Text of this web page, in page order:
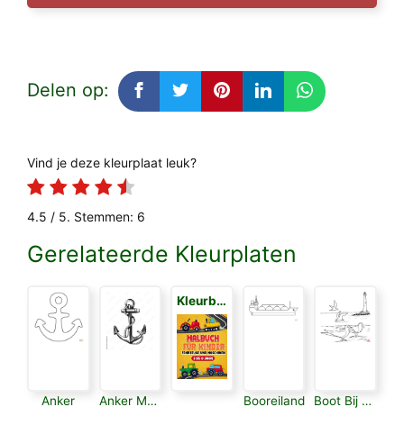
Delen op:
Vind je deze kleurplaat leuk?
4.5 / 5. Stemmen: 6
Gerelateerde Kleurplaten
Anker Anker Met touw
Kleurboek voor Kinderen 3
Booreiland Boot Bij Vuurtoren